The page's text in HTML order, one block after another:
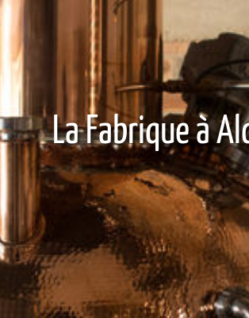
La Fabrique à